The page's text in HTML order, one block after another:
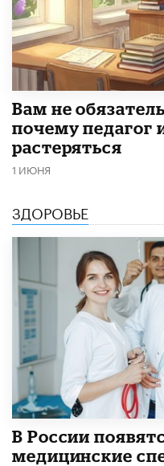
​Вам не
почему педагог
растеряться
1 ИЮНЯ
ЗДОРОВЬЕ
В России
медицинские